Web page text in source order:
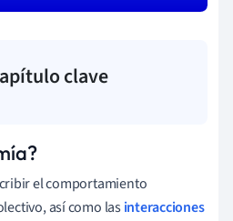
clave
el comportamiento
así como lasinteracciones